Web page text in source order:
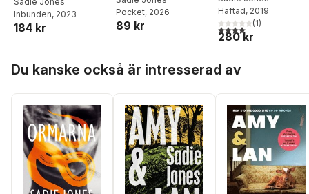
Inbunden, 2023
184 kr
Pocket, 2026
89 kr
Häftad, 2019
4,0utav 5 stjärnor.
(1)
280 kr
Du kanske också är intresserad av